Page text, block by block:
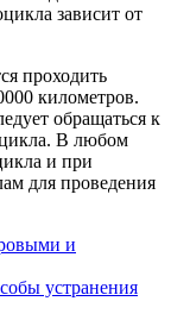
зависит от
проходить
километров.
обращаться к
В любом
и при
для проведения
и
устранения